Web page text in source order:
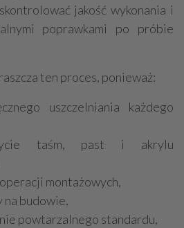
jakość wykonania i
poprawkami po próbie
ten proces, ponieważ:
uszczelniania każdego
taśm, past i akrylu
montażowych,
na budowie,
powtarzalnego standardu,